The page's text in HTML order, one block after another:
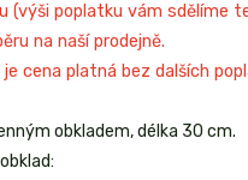
(výši poplatku vám sdělíme
na naší prodejně.
cena platná bez dalších
obkladem, délka 30 cm.